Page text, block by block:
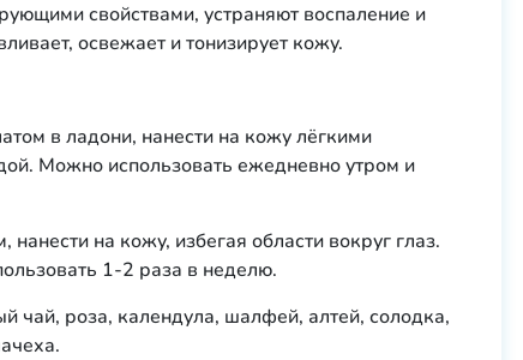
свойствами, устраняют воспаление и
освежает и тонизирует кожу.
в ладони, нанести на кожу лёгкими
Можно использовать ежедневно утром и
на кожу, избегая области вокруг глаз.
1-2 раза в неделю.
чай, роза, календула, шалфей, алтей, солодка,